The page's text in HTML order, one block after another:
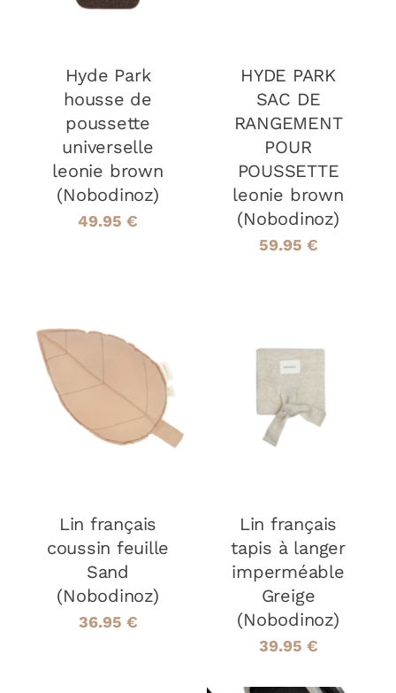
Hyde Park
housse de
poussette
universelle
leonie brown
(Nobodinoz)
49.95 €
HYDE PARK
SAC DE
RANGEMENT
POUR
POUSSETTE
leonie brown
(Nobodinoz)
59.95 €
AJOUTER AU
PANIER
Lin français
coussin feuille
Sand
(Nobodinoz)
36.95 €
AJOUTER AU
PANIER
DÉTAILS
Lin français
tapis à langer
imperméable
Greige
(Nobodinoz)
39.95 €